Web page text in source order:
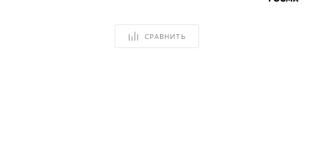
СРАВНИТЬ